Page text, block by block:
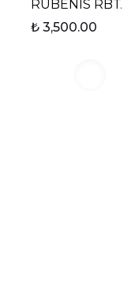
₺ 3,500.00